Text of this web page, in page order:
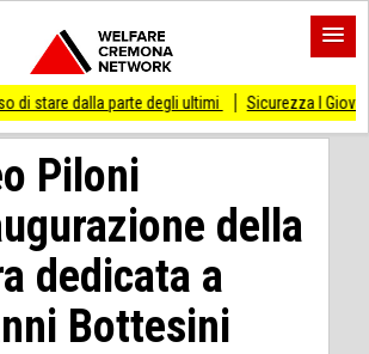
parte degli ultimi Sicurezza I Giovani
Piloni
della
dedicata a
Bottesini